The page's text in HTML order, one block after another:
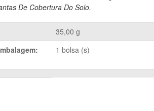
De Cobertura Do Solo.
35,00 g
1 bolsa (s)